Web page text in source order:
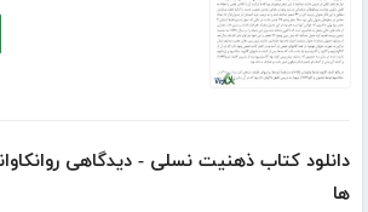
دانلود کتاب ذهنیت نسلی - دیدگاهی
ها